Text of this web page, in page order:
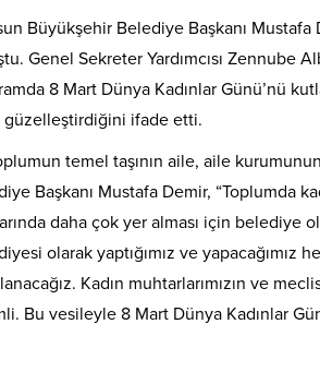
Büyükşehir Belediye Başkanı
Genel Sekreter Yardımcısı Zennube
8 Mart Dünya Kadınlar Günü’nü
güzelleştirdiğini ifade etti.
temel taşının aile, aile
Başkanı Mustafa Demir, “Toplumda
daha çok yer alması için
olarak yaptığımız ve yapacağımız
Kadın muhtarlarımızın ve
Bu vesileyle 8 Mart Dünya Kadınlar